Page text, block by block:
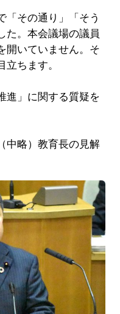
その通り」「そう
た。本会議場の議員
開いていません。そ
ちます。
進」に関する質疑を
中略）教育長の見解